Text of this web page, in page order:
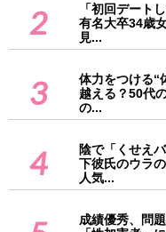
2
「初回デート
有名大卒34歳
見...
3
体力をつける“
越える？50代
の...
4
陰で「くせえ
下彼氏のウラ
人気...
成績優秀、問